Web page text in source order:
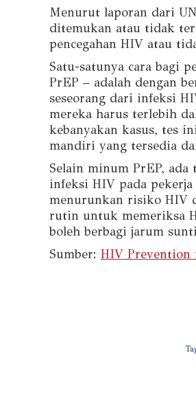
Menurut laporan dari
ditemukan atau tidak
pencegahan HIV atau
Satu-satunya cara bagi
PrEP – adalah dengan
seseorang dari infeksi
mereka harus terlebih
kebanyakan kasus, tes
mandiri yang tersedia
Selain minum PrEP,
infeksi HIV pada
menurunkan risiko HIV
rutin untuk memeriksa
boleh berbagi jarum
Sumber: HIV Prevention